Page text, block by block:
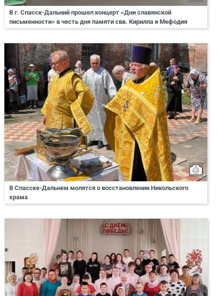
В г. Спасск-Дальний прошел концерт «Дни славянской
письменности» в честь дня памяти свв. Кирилла и Мефодия
В Спасске-Дальнем молятся о восстановлении Никольского
храма